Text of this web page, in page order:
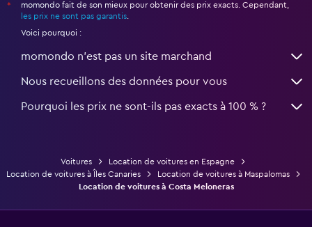
*
momondo fait de son mieux pour obtenir des prix exacts. Cependant,
les prix ne sont pas garantis.
Voici pourquoi :
momondo n'est pas un site marchand
Nous recueillons des données pour vous
Pourquoi les prix ne sont-ils pas exacts à 100 % ?
Voitures
Location de voitures en Espagne
Location de voitures à Îles Canaries
Location de voitures à Maspalomas
Location de voitures à Costa Meloneras